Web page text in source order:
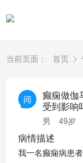
当前页面： 首页
癫痫做伽
受到影响
男 49岁
病情描述
我一名癫痫病患